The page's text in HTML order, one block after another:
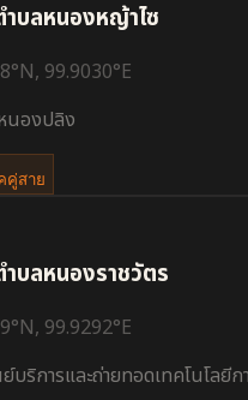
ำบลหนองหญ้าไซ
°N, 99.9030°E
นองปลิง
คู่สาย
ำบลหนองราชวัตร
°N, 99.9292°E
บริการและถ่ายทอดเทคโนโลยีก